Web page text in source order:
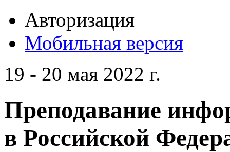
Авторизация
Мобильная версия
19 - 20 мая 2022 г.
Преподавание
в Российской